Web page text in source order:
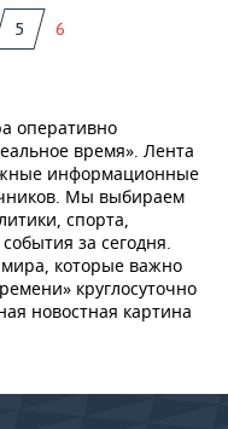
5 6
оперативно
время». Лента
информационные
Мы выбираем
спорта,
за сегодня.
мира, которые важно
круглосуточно
новостная картина